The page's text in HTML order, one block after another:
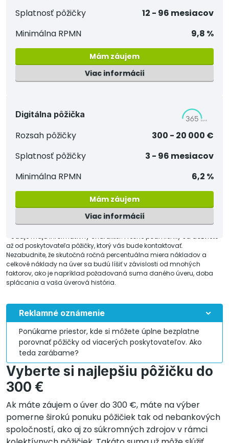
Splatnosť pôžičky
12 - 96 mesiacov
Minimálna RPMN
9,8 %
Mám záujem
Viac informácií
Digitálna pôžička
Rozsah pôžičky
300 - 20 000 €
Splatnosť pôžičky
3 - 96 mesiacov
Minimálna RPMN
6,2 %
Mám záujem
Viac informácií
* Údaje majú informatívny charakter. Presné podmienky sa dozviete
až od poskytovateľa pôžičky, ktorý vás bude kontaktovať.
Nezabudnite, že skutočná ročná percentuálna miera nákladov a
celkové náklady na úver sa budú líšiť v závislosti od mnohých
faktorov, ako je napríklad požadovaná suma daného úveru, doba
splácania a vaša úverová história.
Reklamné oznámenie
Ponúkame priestor, kde si môžete úplne bezplatne
porovnať pôžičky od viacerých poskytovateľov. Ako
teda zarábame?
Vyberte si najlepšiu pôžičku do
300 €
Ak máte záujem o úver do 300 €, máte na výber
pomerne širokú ponuku pôžičiek tak od nebankových
spoločností, ako aj zo súkromných zdrojov v rámci